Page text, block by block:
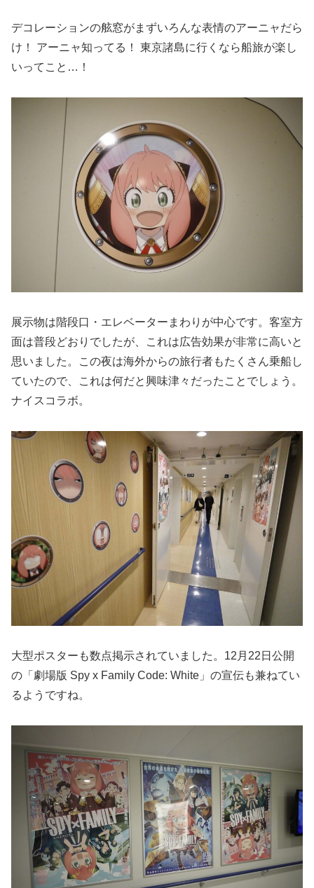
デコレーションの舷窓がまずいろんな表情のアーニャだら
け！ アーニャ知ってる！ 東京諸島に行くなら船旅が楽し
いってこと…！
展示物は階段口・エレベーターまわりが中心です。客室方
面は普段どおりでしたが、これは広告効果が非常に高いと
思いました。この夜は海外からの旅行者もたくさん乗船し
ていたので、これは何だと興味津々だったことでしょう。
ナイスコラボ。
大型ポスターも数点掲示されていました。12月22日公開
の「劇場版 Spy x Family Code: White」の宣伝も兼ねてい
るようですね。